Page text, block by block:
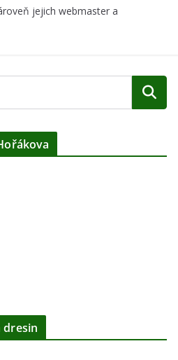
jejich webmaster a
dresin